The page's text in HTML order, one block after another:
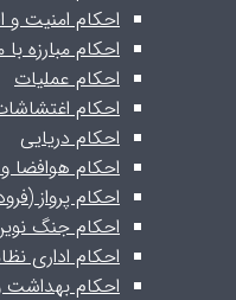
احکام امنیت و
احکام مبارزه
احکام عملیات
احکام
احکام دریایی
احکام هوافضا
احکام پرواز
احکام جنگ
احکام اداری
احکام بهداشت